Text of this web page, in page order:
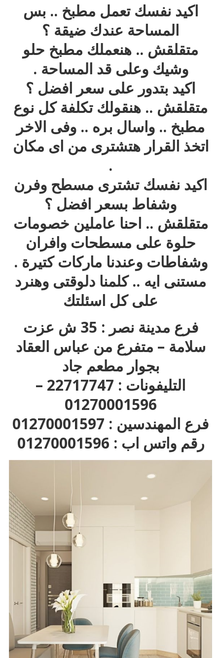
اكيد نفسك تعمل مطبخ .. بس
المساحة عندك ضيقة ؟
متقلقش .. هنعملك مطبخ حلو
وشيك وعلى قد المساحة .
اكيد بتدور على سعر افضل ؟
متقلقش .. هنقولك تكلفة كل نوع
مطبخ .. واسال بره .. وفى الاخر
اتخذ القرار هتشترى من اى مكان
.
اكيد نفسك تشترى مسطح وفرن
وشفاط بسعر افضل ؟
متقلقش .. احنا عاملين خصومات
حلوة على مسطحات وافران
وشفاطات وعندنا ماركات كتيرة .
مستنى ايه .. كلمنا دلوقتى وهنرد
على كل اسئلتك
فرع مدينة نصر : 35 ش عزت
سلامة – متفرع من عباس العقاد
بجوار مطعم جاد
التليفونات : 22717747 –
01270001596
فرع المهندسين : 01270001597
رقم واتس اب : 01270001596